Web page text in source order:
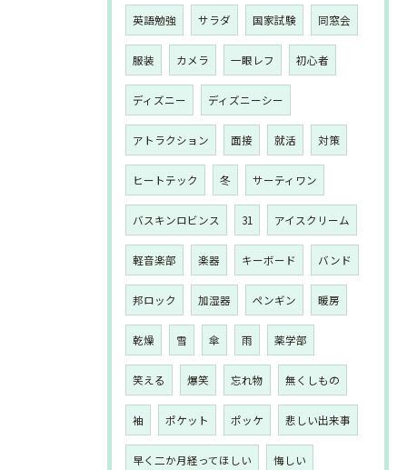
英語勉強 サラダ 国家試験 同窓会
服装 カメラ 一眼レフ 初心者
ディズニー ディズニーシー
アトラクション 面接 就活 対策
ヒートテック 冬 サーティワン
バスキンロビンス 31 アイスクリーム
軽音楽部 楽器 キーボード バンド
邦ロック 加湿器 ペンギン 暖房
乾燥 雪 傘 雨 薬学部
笑える 爆笑 忘れ物 無くしもの
袖 ポケット ポッケ 悲しい出来事
早く二か月経ってほしい 悔しい